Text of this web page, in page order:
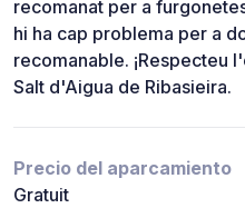
recomanat per a
hi ha cap problema per a
recomanable. ¡Respecteu
Salt d'Aigua de Ribasieira.
Precio del aparcamiento
Gratuit